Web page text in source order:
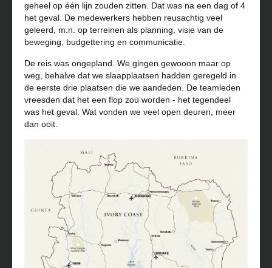
geheel op één lijn zouden zitten. Dat was na een dag of 4
het geval. De medewerkers hebben reusachtig veel
geleerd, m.n. op terreinen als planning, visie van de
beweging, budgettering en communicatie.
De reis was ongepland. We gingen gewooon maar op
weg, behalve dat we slaapplaatsen hadden geregeld in
de eerste drie plaatsen die we aandeden. De teamleden
vreesden dat het een flop zou worden - het tegendeel
was het geval. Wat vonden we veel open deuren, meer
dan ooit.